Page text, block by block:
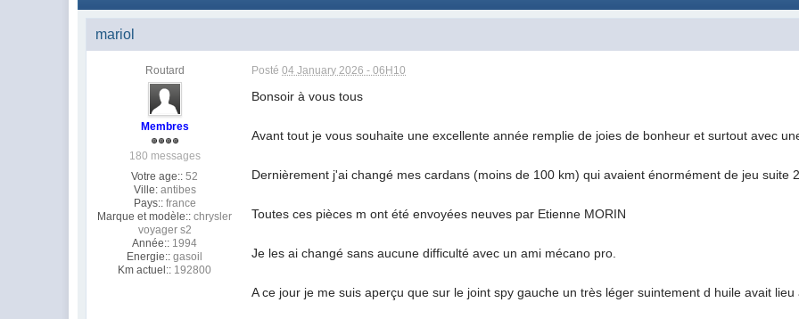
mariol
Routard
Membres
180 messages
Votre age:: 52
Ville: antibes
Pays:: france
Marque et modèle:: chrysler
voyager s2
Année:: 1994
Energie:: gasoil
Km actuel:: 192800
Posté04 January 2026 - 06H10
Bonsoir à vous tous
Avant tout je vous souhaite une excellente année remplie de joies de bonheur et surtout avec
Dernièrement j'ai changé mes cardans (moins de 100 km) qui avaient énormément de jeu suite
Toutes ces pièces m ont été envoyées neuves par Etienne MORIN
Je les ai changé sans aucune difficulté avec un ami mécano pro.
A ce jour je me suis aperçu que sur le joint spy gauche un très léger suintement d huile avait